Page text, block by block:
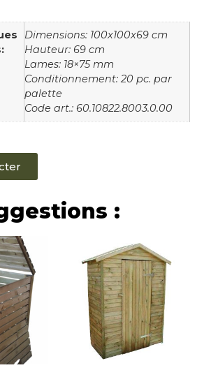
Dimensions: 100x100x69 cm
Hauteur: 69 cm
Lames: 18×75 mm
Conditionnement: 20 pc. par
palette
Code art.: 60.10822.8003.0.00
: